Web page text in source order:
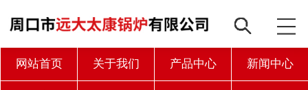
网站首页 关于我们 产品中心 新闻中心